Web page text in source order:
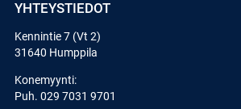
YHTEYSTIEDOT
Kennintie 7 (Vt 2)
31640 Humppila
Konemyynti:
Puh. 029 7031 9701